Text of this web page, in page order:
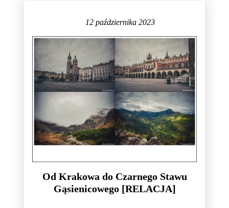
12 października 2023
Od Krakowa do Czarnego Stawu
Gąsienicowego [RELACJA]